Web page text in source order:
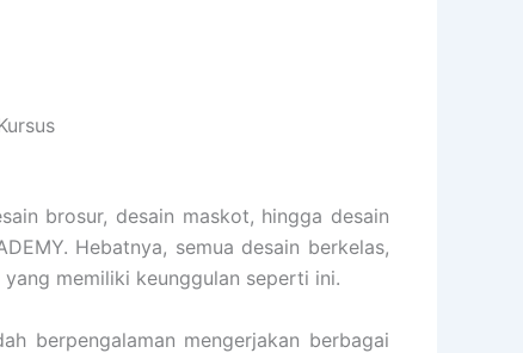
brosur, desain maskot, hingga desain
Hebatnya, semua desain berkelas,
memiliki keunggulan seperti ini.
berpengalaman mengerjakan berbagai